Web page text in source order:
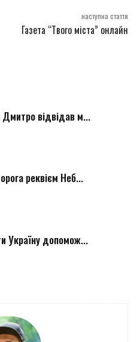
наступна стаття
Газета “Твого міста” онлайн
відвідав м...
реквієм Неб...
Україну допомож...